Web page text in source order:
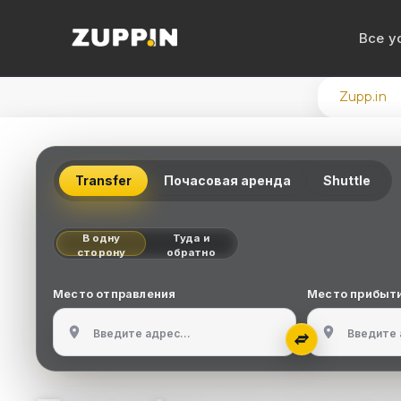
Все
Zupp.in
Transfer Почасовая аренда Shuttle
В одну
сторону
Туда и
обратно
Место отправления Место